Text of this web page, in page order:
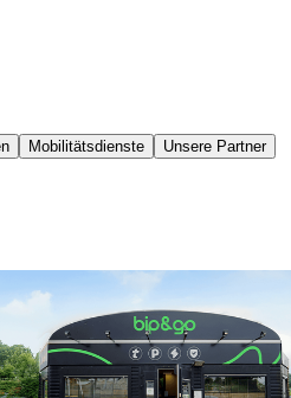
Mobilitätsdienste
Unsere Partner